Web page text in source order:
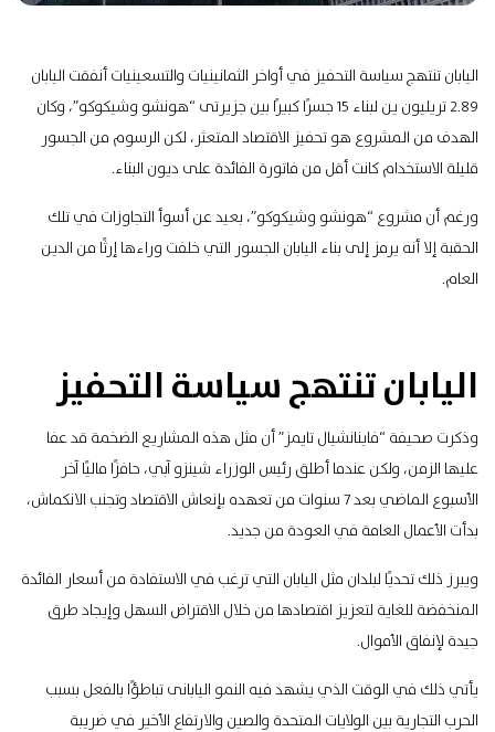
اليابان تنتهج سياسة التحفيز في أواخر الثمانينيات والتسعينيات أنفقت اليابان
2.89 تريليون ين لبناء 15 جسرًا كبيرًا بين جزيرتى “هونشو وشيكوكو”، وكان
الهدف من المشروع هو تحفيز الاقتصاد المتعثر، لكن الرسوم من الجسور
قليلة الاستخدام كانت أقل من فاتورة الفائدة على ديون البناء.
ورغم أن مشروع “هونشو وشيكوكو”، بعيد عن أسوأ التجاوزات في تلك
الحقبة إلا أنه يرمز إلى بناء اليابان الجسور التي خلفت وراءها إرثًا من الدين
العام.
اليابان تنتهج سياسة التحفيز
وذكرت صحيفة “فاينانشيال تايمز” أن مثل هذه المشاريع الضخمة قد عفا
عليها الزمن، ولكن عندما أطلق رئيس الوزراء شينزو آبي، حافزًا ماليًا آخر
الأسبوع الماضي بعد 7 سنوات من تعهده بإنعاش الاقتصاد وتجنب الانكماش،
بدأت الأعمال العامة في العودة من جديد.
ويبرز ذلك تحديًا لبلدان مثل اليابان التي ترغب في الاستفادة من أسعار الفائدة
المنخفضة للغاية لتعزيز اقتصادها من خلال الاقتراض السهل وإيجاد طرق
جيدة لإنفاق الأموال.
يأتي ذلك في الوقت الذي يشهد فيه النمو اليابانى تباطؤًا بالفعل بسبب
الحرب التجارية بين الولايات المتحدة والصين والارتفاع الأخير في ضريبة